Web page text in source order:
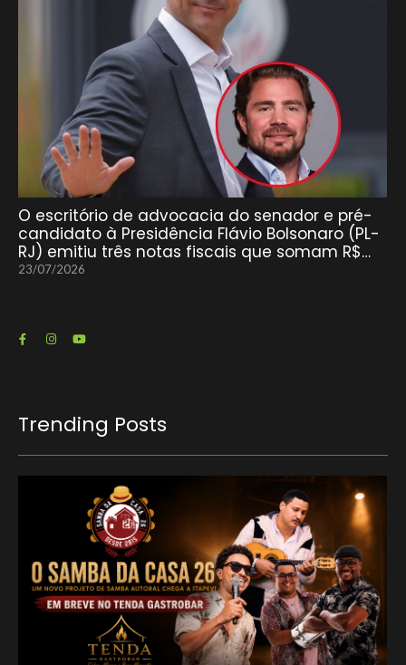
O escritório de advocacia do senador e pré-
candidato à Presidência Flávio Bolsonaro (PL-
RJ) emitiu três notas fiscais que somam R$…
23/07/2026
Trending Posts